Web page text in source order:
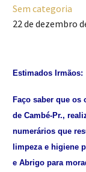
Sem categoria
22 de dezembro
Estimados Irmãos:
Faço saber que os
de Cambé-Pr.,
numerários que
limpeza e higiene
e Abrigo para